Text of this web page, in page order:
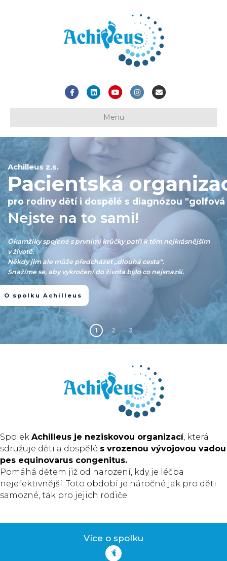
FacebookLinkedinYoutubeInstagram
Email
Menu
Achilleus z.s.
Pacientská
pro rodiny dětí i dospělé s diagnózou
Nejste na to sami!
Okamžiky spojené s prvními krůčky patří k těm nejkrásnějším
v životě.
Někdy jim ale může předcházet „dlouhá cesta“.
Snažíme se, aby vykročení do života bylo co nejsnazší.
O spolku Achilleus
1 2 3
Spolek Achilleus je neziskovou organizací, která
sdružuje děti a dospělé s vrozenou vývojovou vadou
pes equinovarus congenitus.
Pomáhá dětem již od narození, kdy je léčba
nejefektivnější. Toto období je náročné jak pro děti
samozné, tak pro jejich rodiče.
Více o spolku